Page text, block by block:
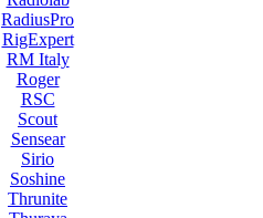
RadiusPro
RigExpert
RM Italy
Roger
RSC
Scout
Sensear
Sirio
Soshine
Thrunite